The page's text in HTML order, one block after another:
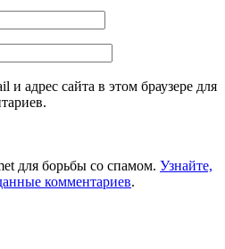
и адрес сайта в этом браузере для
для борьбы со спамом. Узнайте,
комментариев.